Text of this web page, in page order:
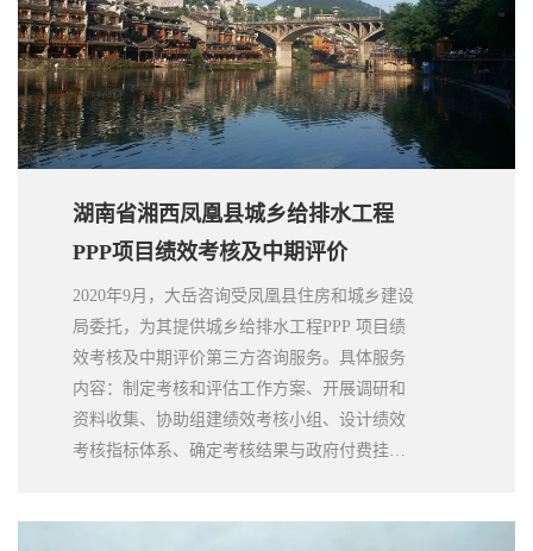
存在的不合理、不合规、存在风险情况或推进
困难的原因等进行分析。
湖南省湘西凤凰县城乡给排水工程
PPP项目绩效考核及中期评价
2020年9月，大岳咨询受凤凰县住房和城乡建设
局委托，为其提供城乡给排水工程PPP 项目绩
效考核及中期评价第三方咨询服务。具体服务
内容：制定考核和评估工作方案、开展调研和
资料收集、协助组建绩效考核小组、设计绩效
考核指标体系、确定考核结果与政府付费挂钩